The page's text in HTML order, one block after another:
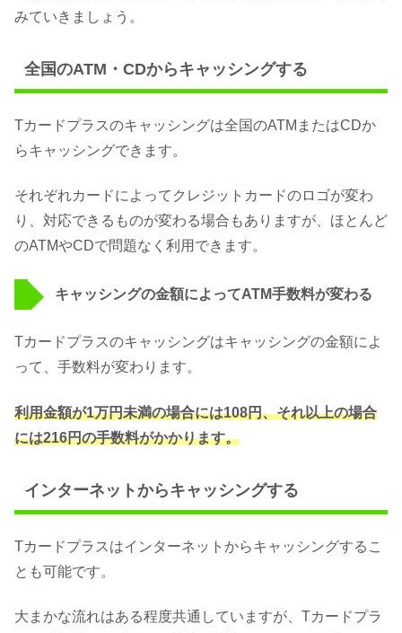
みていきましょう。
全国のATM・CDからキャッシングする
Tカードプラスのキャッシングは全国のATMまたはCDか
らキャッシングできます。
それぞれカードによってクレジットカードのロゴが変わ
り、対応できるものが変わる場合もありますが、ほとんど
のATMやCDで問題なく利用できます。
キャッシングの金額によってATM手数料が変わる
Tカードプラスのキャッシングはキャッシングの金額によ
って、手数料が変わります。
利用金額が1万円未満の場合には108円、それ以上の場合
には216円の手数料がかかります。
インターネットからキャッシングする
Tカードプラスはインターネットからキャッシングするこ
とも可能です。
大まかな流れはある程度共通していますが、Tカードプラ